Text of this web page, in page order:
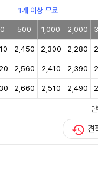
1개 이상 무료
500 1,000 2,000
2,450 2,300 2,280
2,560 2,410 2,390
2,660 2,510 2,490
견